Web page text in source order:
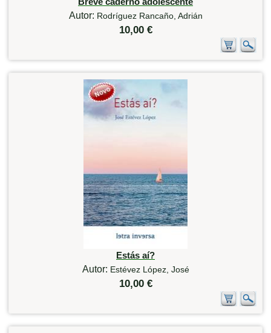
Autor: Rodríguez Rancaño, Adrián
10,00 €
Estás aí?
Autor: Estévez López, José
10,00 €